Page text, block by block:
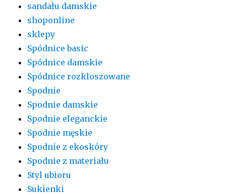
sandału damskie
shoponline
sklepy
Spódnice basic
Spódnice damskie
Spódnice rozkloszowane
Spodnie
Spodnie damskie
Spodnie eleganckie
Spodnie męskie
Spodnie z ekoskóry
Spodnie z materiału
Styl ubioru
Sukienki